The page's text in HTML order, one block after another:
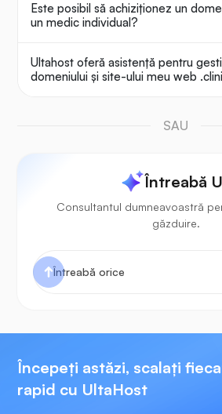
Este posibil să achiziționez un
un medic individual?
Ultahost oferă asistență pentru
domeniului și site-ului meu web
SAU
Întreabă
Consultantul dumneavoastră
găzduire.
Începeți astăzi, scalați
rapid cu UltaHost